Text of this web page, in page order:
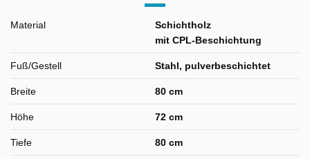
Material
Schichtholz
mit CPL-Beschichtung
Fuß/Gestell Stahl, pulverbeschichtet
Breite 80 cm
Höhe 72 cm
Tiefe 80 cm